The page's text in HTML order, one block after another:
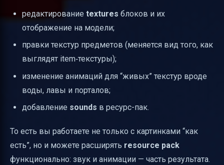
редактирование textures блоков и их
отображение на модели;
правки текстур предметов (меняется вид того, как
выглядят item‑текстуры);
изменение анимаций для “живых” текстур вроде
воды, лавы и порталов;
добавление sounds в ресурс-пак.
То есть вы работаете не только с картинками “как
есть”, но и можете расширять resource pack
функционально: звук и анимации — часть результата.